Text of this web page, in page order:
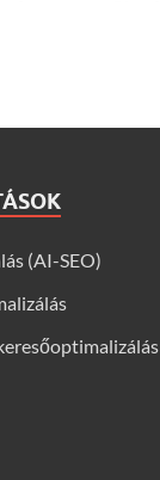
(AI-SEO)